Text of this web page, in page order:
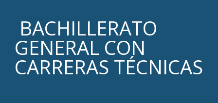
BACHILLERATO
GENERAL CON
CARRERAS TÉCNICAS